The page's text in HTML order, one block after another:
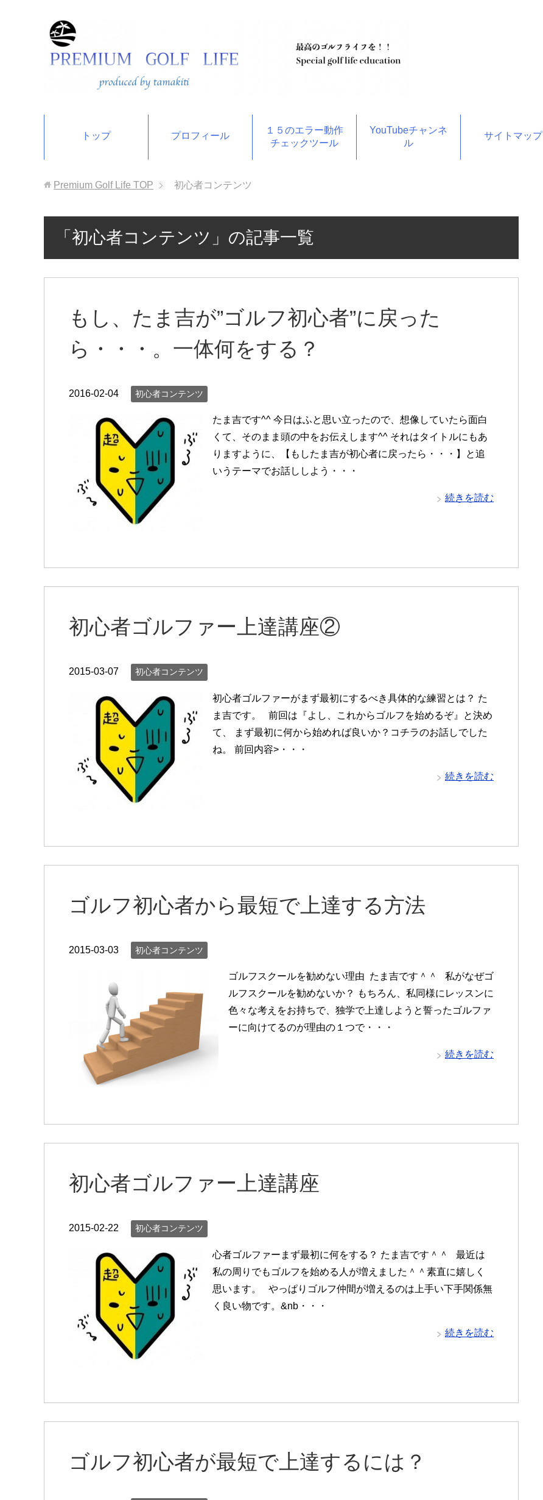
トップ プロフィール
１５のエラー動作
チェックツール
YouTubeチャンネ
ル
サイトマップ
Premium Golf Life TOP 初心者コンテンツ
「初心者コンテンツ」の記事一覧
もし、たま吉が”ゴルフ初心者”に戻った
ら・・・。一体何をする？
2016-02-04 初心者コンテンツ
たま吉です^^ 今日はふと思い立ったので、想像していたら面白
くて、そのまま頭の中をお伝えします^^ それはタイトルにもあ
りますように、【もしたま吉が初心者に戻ったら・・・】と追
いうテーマでお話ししよう・・・
続きを読む
初心者ゴルファー上達講座②
2015-03-07 初心者コンテンツ
初心者ゴルファーがまず最初にするべき具体的な練習とは？ た
ま吉です。 前回は『よし、これからゴルフを始めるぞ』と決め
て、 まず最初に何から始めれば良いか？コチラのお話しでした
ね。 前回内容>・・・
続きを読む
ゴルフ初心者から最短で上達する方法
2015-03-03 初心者コンテンツ
ゴルフスクールを勧めない理由 たま吉です＾＾ 私がなぜゴ
ルフスクールを勧めないか？ もちろん、私同様にレッスンに
色々な考えをお持ちで、独学で上達しようと誓ったゴルファ
ーに向けてるのが理由の１つで・・・
続きを読む
初心者ゴルファー上達講座
2015-02-22 初心者コンテンツ
心者ゴルファーまず最初に何をする？ たま吉です＾＾ 最近は
私の周りでもゴルフを始める人が増えました＾＾素直に嬉しく
思います。 やっぱりゴルフ仲間が増えるのは上手い下手関係無
く良い物です。&nb・・・
続きを読む
ゴルフ初心者が最短で上達するには？